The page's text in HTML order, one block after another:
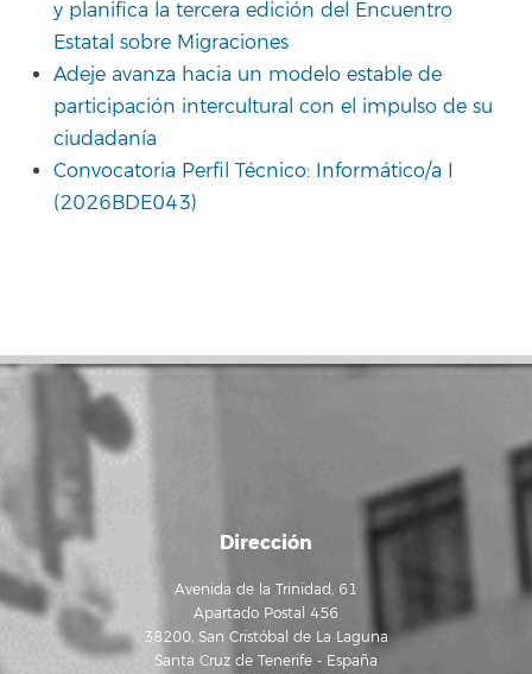
y planifica la tercera edición del Encuentro
Estatal sobre Migraciones
Adeje avanza hacia un modelo estable de
participación intercultural con el impulso de su
ciudadanía
Convocatoria Perfil Técnico: Informático/a I
(2026BDE043)
Dirección
Avenida de la Trinidad, 61
Apartado Postal 456
38200, San Cristóbal de La Laguna
Santa Cruz de Tenerife - España